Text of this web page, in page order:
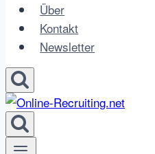
Über
Kontakt
Newsletter